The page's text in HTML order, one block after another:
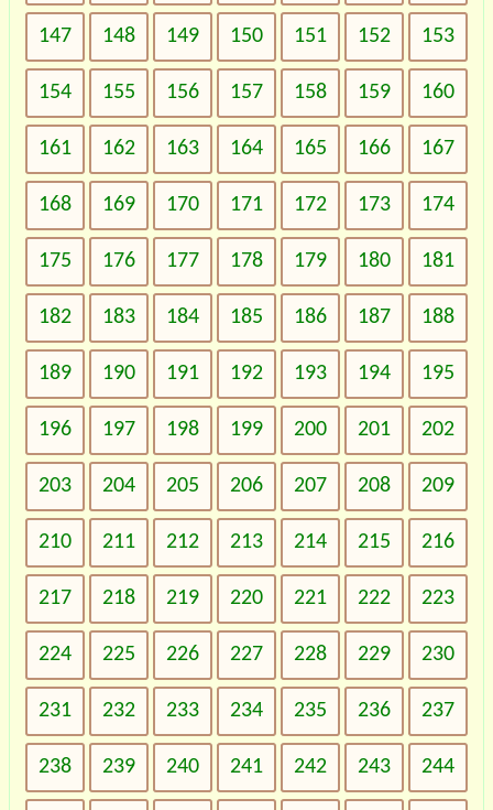
147 148 149 150 151 152 153
154 155 156 157 158 159 160
161 162 163 164 165 166 167
168 169 170 171 172 173 174
175 176 177 178 179 180 181
182 183 184 185 186 187 188
189 190 191 192 193 194 195
196 197 198 199 200 201 202
203 204 205 206 207 208 209
210 211 212 213 214 215 216
217 218 219 220 221 222 223
224 225 226 227 228 229 230
231 232 233 234 235 236 237
238 239 240 241 242 243 244